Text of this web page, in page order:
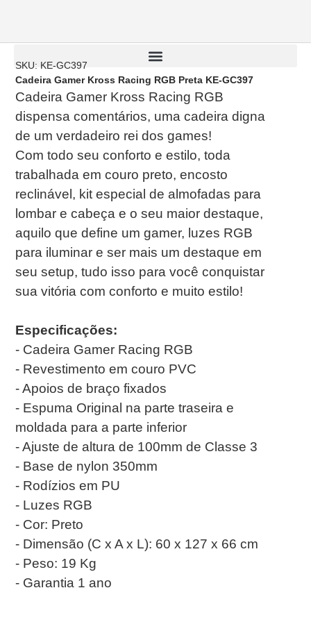
SKU: KE-GC397
Cadeira Gamer Kross Racing RGB Preta KE-GC397
Cadeira Gamer Kross Racing RGB
dispensa comentários, uma cadeira digna
de um verdadeiro rei dos games!
Com todo seu conforto e estilo, toda
trabalhada em couro preto, encosto
reclinável, kit especial de almofadas para
lombar e cabeça e o seu maior destaque,
aquilo que define um gamer, luzes RGB
para iluminar e ser mais um destaque em
seu setup, tudo isso para você conquistar
sua vitória com conforto e muito estilo!
Especificações:
- Cadeira Gamer Racing RGB
- Revestimento em couro PVC
- Apoios de braço fixados
- Espuma Original na parte traseira e
moldada para a parte inferior
- Ajuste de altura de 100mm de Classe 3
- Base de nylon 350mm
- Rodízios em PU
- Luzes RGB
- Cor: Preto
- Dimensão (C x A x L): 60 x 127 x 66 cm
- Peso: 19 Kg
- Garantia 1 ano